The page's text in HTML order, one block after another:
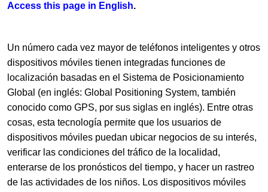
Access this page​ in​ ​English​.
Un número cada vez mayor de teléfonos inteligentes y otros
dispositivos móviles tienen integradas funciones de
localización basadas en el Sistema de Posicionamiento
Global (en inglés: Global Positioning System, también
conocido como GPS, por sus siglas en inglés). Entre otras
cosas, esta tecnología permite que los usuarios de
dispositivos móviles puedan ubicar negocios de su interés,
verificar las condiciones del tráfico de la localidad,
enterarse de los pronósticos del tiempo, y hacer un rastreo
de las actividades de los niños. Los dispositivos móviles